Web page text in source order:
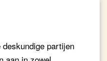
partijen